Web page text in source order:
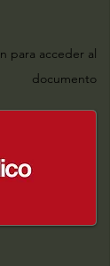
n para acceder al
documento